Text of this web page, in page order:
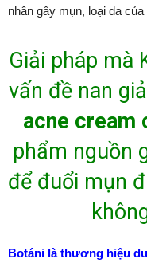
nhân gây mụn, loại da
Giải pháp mà
vấn đề nan
acne cream
phẩm nguồn
để đuổi mụn
Botáni là thương hiệu